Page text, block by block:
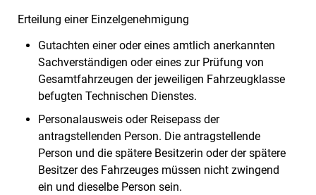
Erteilung einer Einzelgenehmigung
Gutachten einer oder eines amtlich anerkannten
Sachverständigen oder eines zur Prüfung von
Gesamtfahrzeugen der jeweiligen Fahrzeugklasse
befugten Technischen Dienstes.
Personalausweis oder Reisepass der
antragstellenden Person. Die antragstellende
Person und die spätere Besitzerin oder der spätere
Besitzer des Fahrzeuges müssen nicht zwingend
ein und dieselbe Person sein.